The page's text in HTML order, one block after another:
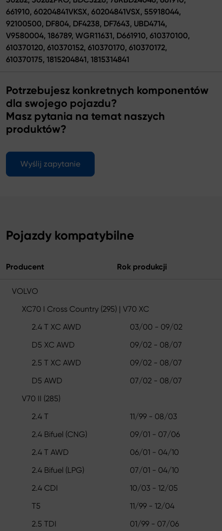
661910, 60204841VKSX, 60204841VSX, 55918044,
92100500, DF804, DF4238, DF7643, UBD4714,
V9580004, 186789, WGR11631, D661910, 610370100,
610370120, 610370152, 610370170, 610370172,
610370175, 1815204841, 1815314841
Potrzebujesz konkretnych komponentów
dla swojego pojazdu?
Masz pytania na temat naszych
produktów?
Wyślij zapytanie
Pojazdy kompatybilne
Producent Rok produkcji
VOLVO
XC70 I Cross Country (295) | V70 XC
2.4 T XC AWD
03/00 - 09/02
D5 XC AWD
09/02 - 08/07
2.5 T XC AWD
09/02 - 08/07
D5 AWD
07/02 - 08/07
V70 II (285)
2.4 T
11/99 - 08/03
2.4 Bifuel (CNG)
09/01 - 07/06
2.4 T AWD
06/01 - 04/10
2.4 Bifuel (LPG)
07/01 - 04/10
2.4 CDI
10/03 - 12/05
T5
11/99 - 12/04
2.5 TDI
01/99 - 07/06